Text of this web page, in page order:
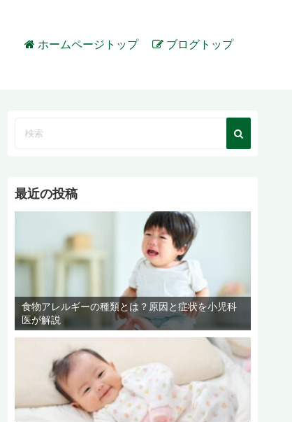
ホームページトップ ブログトップ
最近の投稿
食物アレルギーの種類とは？原因と症状を小児科
医が解説